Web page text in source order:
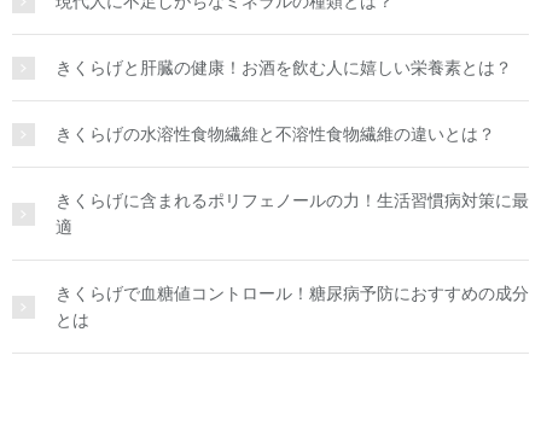
きくらげと肝臓の健康！お酒を飲む人に嬉しい栄養素とは？
きくらげの水溶性食物繊維と不溶性食物繊維の違いとは？
きくらげに含まれるポリフェノールの力！生活習慣病対策に最
適
きくらげで血糖値コントロール！糖尿病予防におすすめの成分
とは